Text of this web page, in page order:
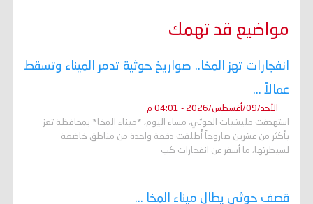
مواضيع قد تهمك
انفجارات تهز المخا.. صواريخ حوثية تدمر الميناء وتسقط
عمالاً ...
الأحد/09/أغسطس/2026 - 04:01 م
استهدفت مليشيات الحوثي، مساء اليوم، *ميناء المخا* بمحافظة تعز
بأكثر من عشرين صاروخاً أُطلقت دفعة واحدة من مناطق خاضعة
لسيطرتها، ما أسفر عن انفجارات كب
قصف حوثي يطال ميناء المخا ...